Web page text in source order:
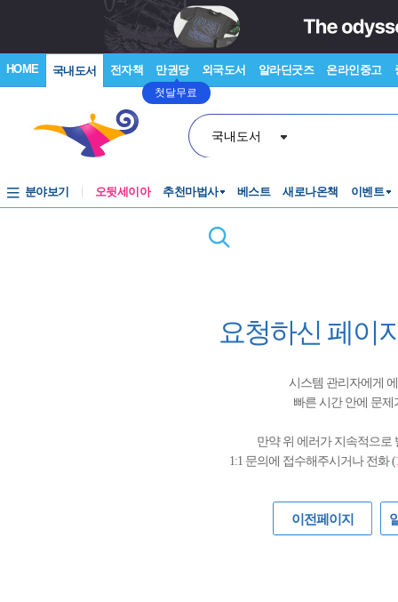
HOME 국내도서 전자책 만권당
첫달무료
외국도서 알라딘굿즈 온라인중고
국내도서
분야보기 오뒷세이아 추천마법사 베스트 새로나온책 이벤트
요청하신 페이
시스템 관리자에게
빠른 시간 안에 문
만약 위 에러가 지속적으로
1:1 문의에 접수해주시거나 전화 (
이전페이지